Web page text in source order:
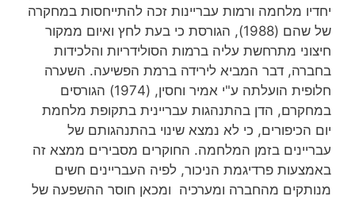
יחדיו מלחמה ורמות עבריינות זכה להתייחסות במחקרה
של שהם (1988), הגורסת כי בעת לחץ ואיום ממקור
חיצוני מתרחשת עליה ברמות הסולידריות והלכידות
בחברה, דבר המביא לירידה ברמת הפשיעה. השערה
חלופית הועלתה ע"י אמיר וחסין, (1974) הגורסים
במחקרם, הדן בהתנהגות עבריינית בתקופת מלחמת
יום הכיפורים, כי לא נמצא שינוי בהתנהגותם של
עבריינים בזמן המלחמה. החוקרים מסבירים ממצא זה
באמצעות פרדיגמת הניכור, לפיה העבריינים חשים
מנותקים מהחברה ומערכיה ומכאן חוסר ההשפעה של